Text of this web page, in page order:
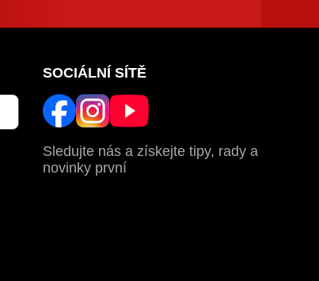
SOCIÁLNÍ SÍTĚ
Sledujte nás a získejte tipy, rady a
novinky první